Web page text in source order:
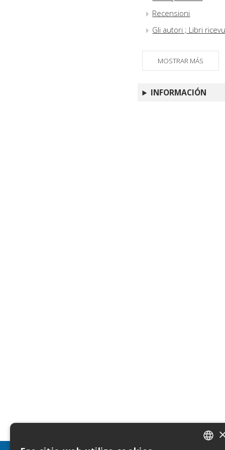
Recensioni
Gli autori ; Libri
MOSTRAR MÁS
INFORMACIÓN